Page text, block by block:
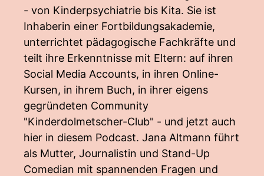
- von Kinderpsychiatrie bis Kita. Sie ist
Inhaberin einer Fortbildungsakademie,
unterrichtet pädagogische Fachkräfte und
teilt ihre Erkenntnisse mit Eltern: auf ihren
Social Media Accounts, in ihren Online-
Kursen, in ihrem Buch, in ihrer eigens
gegründeten Community
"Kinderdolmetscher-Club" - und jetzt auch
hier in diesem Podcast. Jana Altmann führt
als Mutter, Journalistin und Stand-Up
Comedian mit spannenden Fragen und